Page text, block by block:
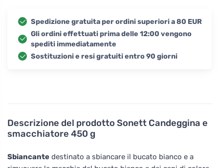
Descrizione del prodotto Sonett Candeggina e
smacchiatore 450 g
Sbiancante destinato a sbiancare il bucato bianco e a
Spedizione gratuita per ordini superiori a 80 EUR
Gli ordini effettuati prima delle 12:00 vengono
spediti immediatamente
Sostituzioni e resi gratuiti entro 90 giorni